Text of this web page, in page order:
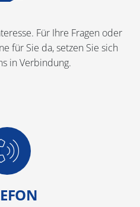
Für Ihre Fragen oder
für Sie da, setzen Sie sich
in Verbindung.